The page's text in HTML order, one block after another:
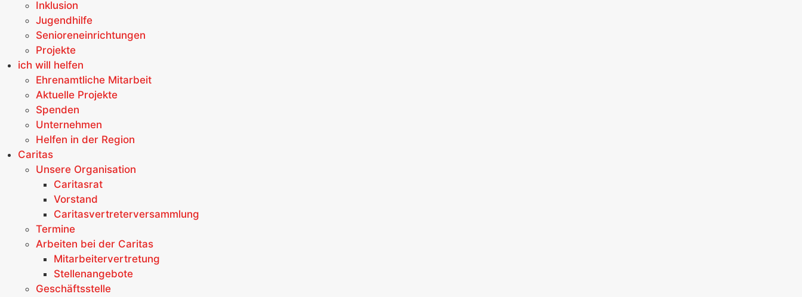
Inklusion
Jugendhilfe
Senioreneinrichtungen
Projekte
ich will helfen
Ehrenamtliche Mitarbeit
Aktuelle Projekte
Spenden
Unternehmen
Helfen in der Region
Caritas
Unsere Organisation
Caritasrat
Vorstand
Caritasvertreterversammlung
Termine
Arbeiten bei der Caritas
Mitarbeitervertretung
Stellenangebote
Geschäftsstelle